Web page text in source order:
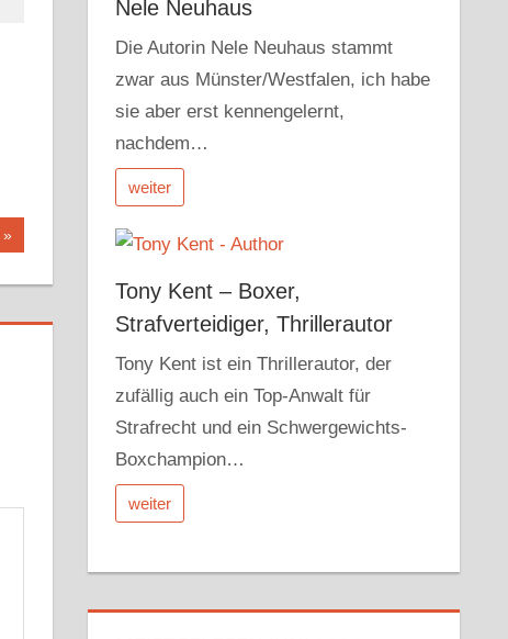
Nele Neuhaus
Die Autorin Nele Neuhaus stammt
zwar aus Münster/Westfalen, ich habe
sie aber erst kennengelernt,
nachdem…
weiter
Tony Kent – Boxer,
Strafverteidiger, Thrillerautor
Tony Kent ist ein Thrillerautor, der
zufällig auch ein Top-Anwalt für
Strafrecht und ein Schwergewichts-
Boxchampion…
weiter